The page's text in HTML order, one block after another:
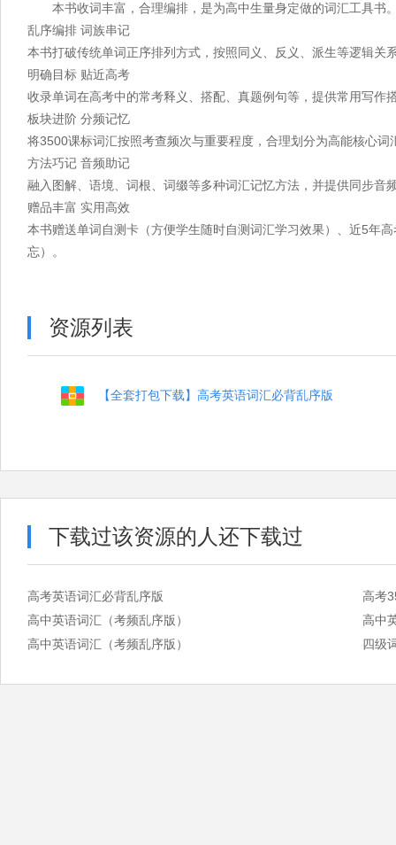
本书收词丰富，合理编排，是为高中生量身定做的词汇工具书
乱序编排 词族串记
本书打破传统单词正序排列方式，按照同义、反义、派生等逻辑关
明确目标 贴近高考
收录单词在高考中的常考释义、搭配、真题例句等，提供常用写作
板块进阶 分频记忆
将3500课标词汇按照考查频次与重要程度，合理划分为高能核心
方法巧记 音频助记
融入图解、语境、词根、词缀等多种词汇记忆方法，并提供同步音
赠品丰富 实用高效
本书赠送单词自测卡（方便学生随时自测词汇学习效果）、近5年
忘）。
资源列表
【全套打包下载】高考英语词汇必背乱序版
下载过该资源的人还下载过
高考英语词汇必背乱序版
高考
高中英语词汇（考频乱序版）
高中
高中英语词汇（考频乱序版）
四级